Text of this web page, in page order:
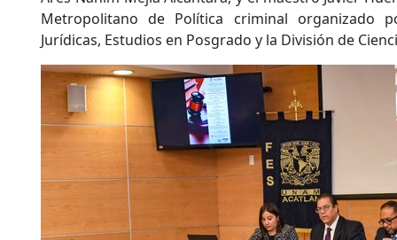
Metropolitano de Política criminal organizado
Jurídicas, Estudios en Posgrado y la División de